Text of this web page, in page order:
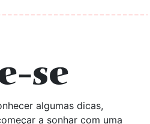
se
algumas dicas,
a sonhar com uma